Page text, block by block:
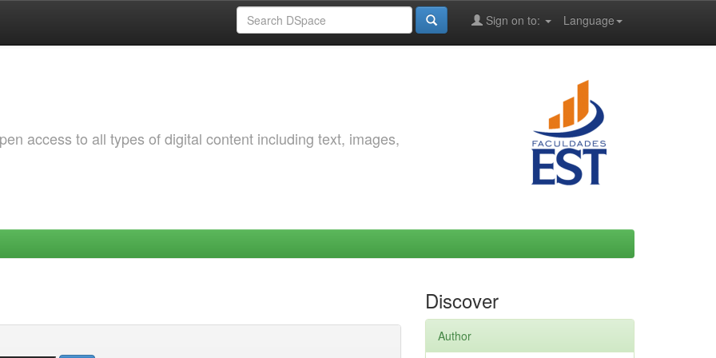
Language
Sign on to:
access to all types of digital content including text, images,
Discover
Author